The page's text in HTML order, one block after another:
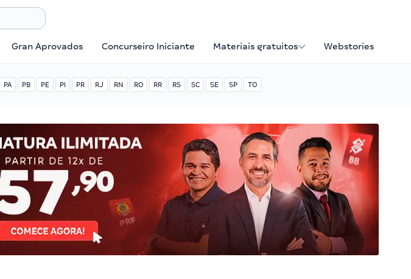
Gran Aprovados Concurseiro Iniciante Materiais gratuitos Webstories
PA PB PE PI PR RJ RN RO RR RS SC SE SP TO